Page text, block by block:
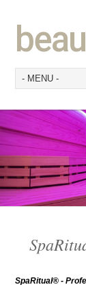
SpaRitual® -